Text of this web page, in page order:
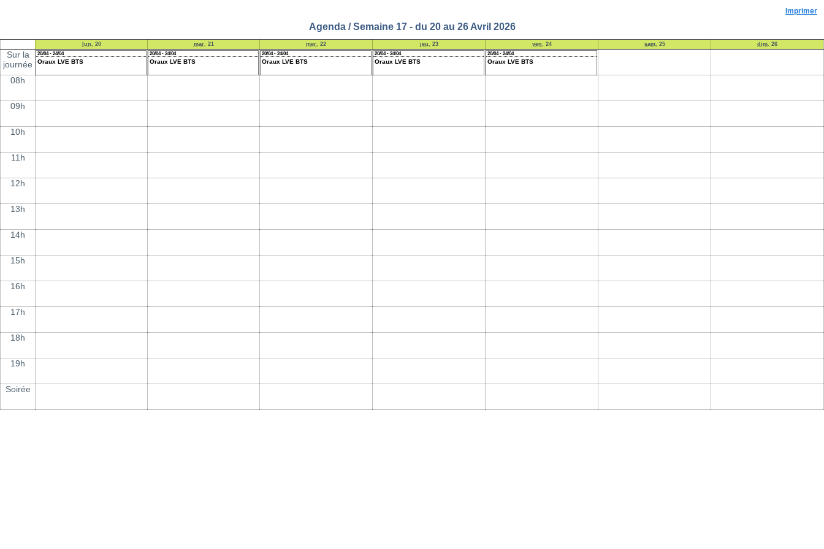
Imprimer
Agenda / Semaine 17 - du 20 au 26 Avril 2026
20/04 - 24/04
Oraux LVE BTS
20/04 - 24/04
Oraux LVE BTS
20/04 - 24/04
Oraux LVE BTS
20/04 - 24/04
Oraux LVE BTS
20/04 - 24/04
Oraux LVE BTS
lun. 20 mar. 21 mer. 22 jeu. 23 ven. 24 sam. 25 dim. 26
Sur la
journée
08h
09h
10h
11h
12h
13h
14h
15h
16h
17h
18h
19h
Soirée